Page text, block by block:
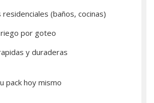
(baños, cocinas)
por goteo
y duraderas
pack hoy mismo